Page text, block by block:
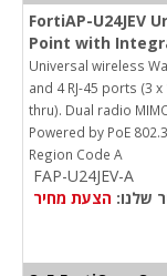
FortiAP-U24JEV
Point with
Universal wireless
and 4 RJ-45 ports (3
thru). Dual radio
Powered by PoE
Region Code A
FAP-U24JEV-A
שלנו: הצעת מחיר